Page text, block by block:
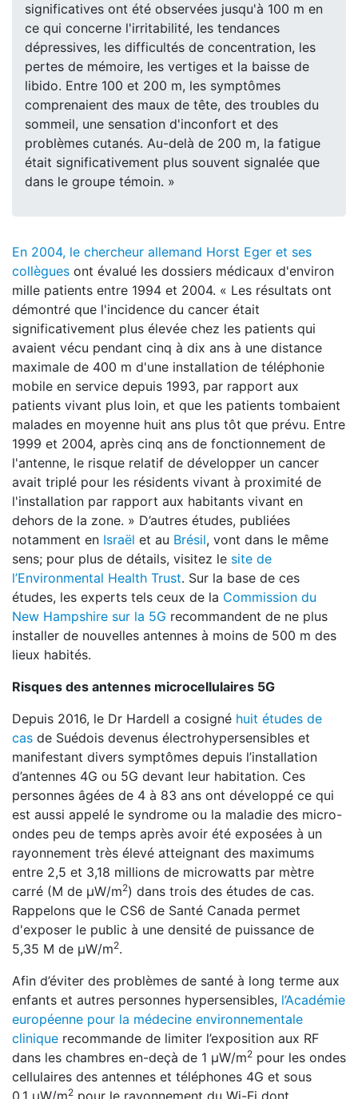
significatives ont été observées jusqu'à 100 m en
ce qui concerne l'irritabilité, les tendances
dépressives, les difficultés de concentration, les
pertes de mémoire, les vertiges et la baisse de
libido. Entre 100 et 200 m, les symptômes
comprenaient des maux de tête, des troubles du
sommeil, une sensation d'inconfort et des
problèmes cutanés. Au-delà de 200 m, la fatigue
était significativement plus souvent signalée que
dans le groupe témoin. »
En 2004, le chercheur allemand Horst Eger et ses
collègues ont évalué les dossiers médicaux d'environ
mille patients entre 1994 et 2004. « Les résultats ont
démontré que l'incidence du cancer était
significativement plus élevée chez les patients qui
avaient vécu pendant cinq à dix ans à une distance
maximale de 400 m d'une installation de téléphonie
mobile en service depuis 1993, par rapport aux
patients vivant plus loin, et que les patients tombaient
malades en moyenne huit ans plus tôt que prévu. Entre
1999 et 2004, après cinq ans de fonctionnement de
l'antenne, le risque relatif de développer un cancer
avait triplé pour les résidents vivant à proximité de
l'installation par rapport aux habitants vivant en
dehors de la zone. » D’autres études, publiées
notamment en Israël et au Brésil, vont dans le même
sens; pour plus de détails, visitez le site de
l’Environmental Health Trust. Sur la base de ces
études, les experts tels ceux de la Commission du
New Hampshire sur la 5G recommandent de ne plus
installer de nouvelles antennes à moins de 500 m des
lieux habités.
Risques des antennes microcellulaires 5G
Depuis 2016, le Dr Hardell a cosigné huit études de
cas de Suédois devenus électrohypersensibles et
manifestant divers symptômes depuis l’installation
d’antennes 4G ou 5G devant leur habitation. Ces
personnes âgées de 4 à 83 ans ont développé ce qui
est aussi appelé le syndrome ou la maladie des micro-
ondes peu de temps après avoir été exposées à un
rayonnement très élevé atteignant des maximums
entre 2,5 et 3,18 millions de microwatts par mètre
carré (M de μW/m2) dans trois des études de cas.
Rappelons que le CS6 de Santé Canada permet
d'exposer le public à une densité de puissance de
5,35 M de μW/m2.
Afin d’éviter des problèmes de santé à long terme aux
enfants et autres personnes hypersensibles, l’Académie
européenne pour la médecine environnementale
clinique recommande de limiter l’exposition aux RF
dans les chambres en-deçà de 1 μW/m2 pour les ondes
cellulaires des antennes et téléphones 4G et sous
0,1 μW/m2 pour le rayonnement du Wi-Fi dont